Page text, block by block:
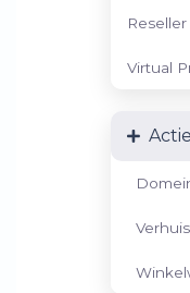
Virtual